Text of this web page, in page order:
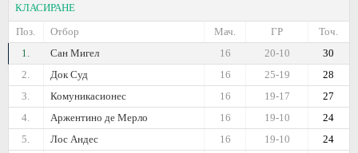
КЛАСИРАНЕ
Поз.
Отбор Точ.
ГР
Мач.
1.
Сан Мигел 30
20-10
16
2.
Док Суд 28
25-19
16
3.
Комуникасионес 27
19-17
16
4.
Аржентино де Мерло 24
19-10
16
5.
Лос Андес 24
19-10
16